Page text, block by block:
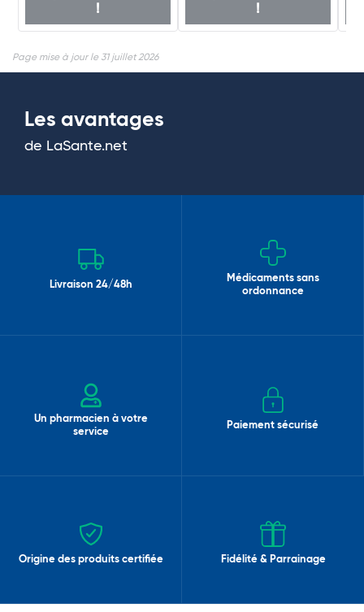
!
!
Page mise à jour le 31 juillet 2026
Les avantages
de LaSante.net
Livraison 24/48h
Médicaments sans
ordonnance
Un pharmacien à votre
service
Paiement sécurisé
Origine des produits certifiée Fidélité & Parrainage